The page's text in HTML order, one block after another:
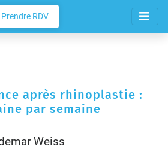
Prendre RDV
après rhinoplastie :
par semaine
Weiss